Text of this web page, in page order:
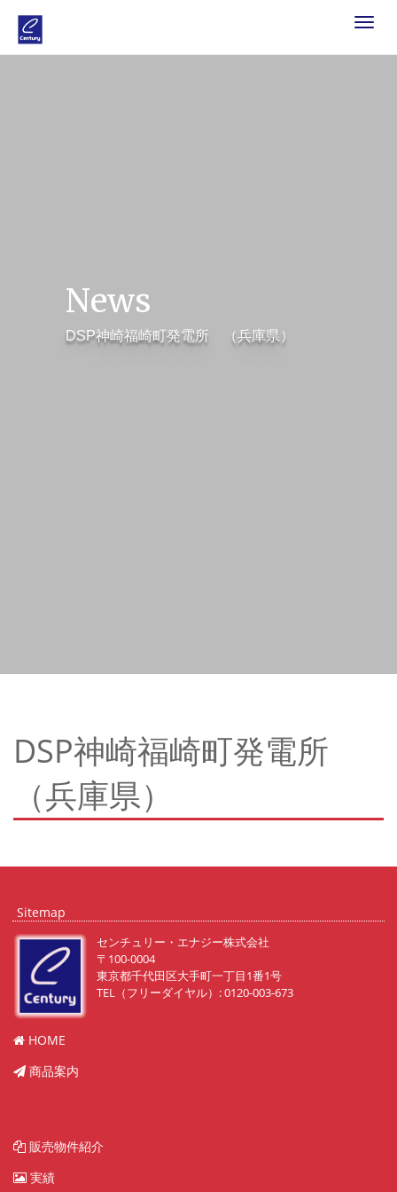
Toggle
News
DSP神崎福崎町発電所 （兵庫県）
DSP神崎福崎町発電所
（兵庫県）
Sitemap
センチュリー・エナジー株式会社
〒100-0004
東京都千代田区大手町一丁目1番1号
TEL（フリーダイヤル）: 0120-003-673
HOME
商品案内
販売物件紹介
実績